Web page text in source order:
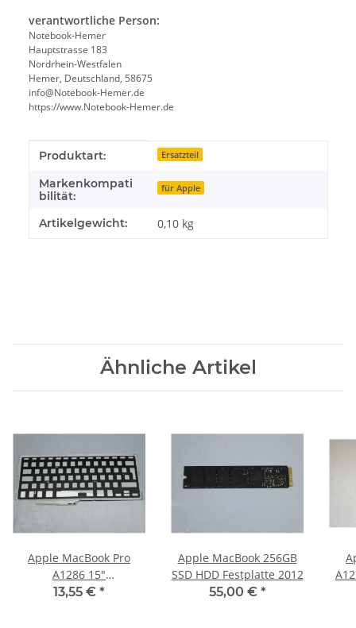
verantwortliche Person:
Notebook-Hemer
Hauptstrasse 183
Nordrhein-Westfalen
Hemer, Deutschland, 58675
info@Notebook-Hemer.de
https://www.Notebook-Hemer.de
Produkteigenschaft
Wert
Produktart: Ersatzteil
Markenkompati
bilität:
für Apple
Artikelgewicht: 0,10 kg
Ähnliche Artikel
Apple MacBook Pro
A1286 15"
Tastaturbeleuchtung
13,55 € *
Apple MacBook 256GB
SSD HDD Festplatte 2012
55,00 € *